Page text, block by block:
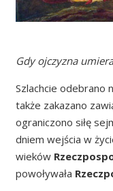
Gdy ojczyzna
Szlachcie odebrano
także zakazano
ograniczono siłę
dniem wejścia w
wieków
powoływała